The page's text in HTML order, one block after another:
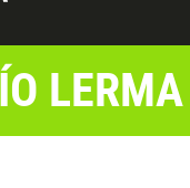
LERMA